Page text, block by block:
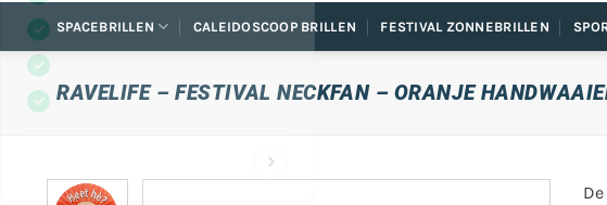
SPACEBRILLEN CALEIDOSCOOP BRILLEN FESTIVAL ZONNEBRILLEN
RAVELIFE – FESTIVAL NECKFAN – ORANJE